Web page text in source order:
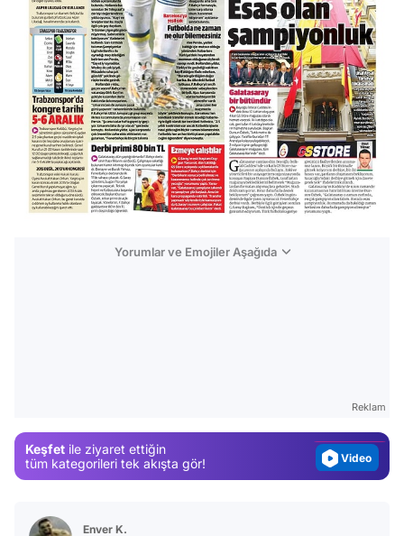
Yorumlar ve Emojiler Aşağıda
Reklam
Keşfet ile ziyaret ettiğin
tüm kategorileri tek akışta gör!
Magazin
Video
Enver K.